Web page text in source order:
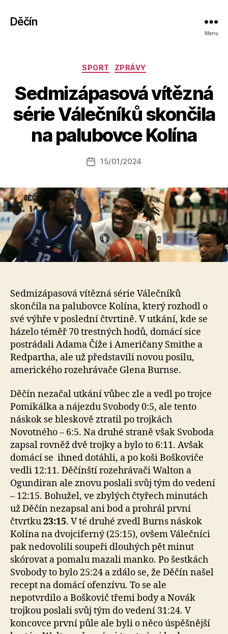
Děčín
Menu
Rubriky
SPORT ZPRÁVY
Sedmizápasová vítězná
série Válečníků skončila
na palubovce Kolína
Autor
příspěvku
A
u
o
a
s
o
Datum
15/01/2024
Sedmizápasová vítězná série Válečníků
skončila na palubovce Kolína, který rozhodl o
své výhře v poslední čtvrtině. V utkání, kde se
házelo téměř 70 trestných hodů, domácí sice
postrádali Adama Číže i Američany Smithe a
Redpartha, ale už představili novou posilu,
amerického rozehrávače Glena Burnse.
Děčín nezačal utkání vůbec zle a vedl po trojce
Pomikálka a nájezdu Svobody 0:5, ale tento
náskok se bleskově ztratil po trojkách
Novotného – 6:5. Na druhé straně však Svoboda
zapsal rovněž dvě trojky a bylo to 6:11. Avšak
domácí se ihned dotáhli, a po koši Boškoviče
vedli 12:11. Děčínští rozehrávači Walton a
Ogundiran ale znovu poslali svůj tým do vedení
– 12:15. Bohužel, ve zbylých čtyřech minutách
už Děčín nezapsal ani bod a prohrál první
čtvrtku23:15. V té druhé zvedl Burns náskok
Kolína na dvojciferný (25:15), ovšem Válečníci
pak nedovolili soupeři dlouhých pět minut
skórovat a pomalu mazali manko. Po šestkách
Svobody to bylo 25:24 a zdálo se, že Děčín našel
recept na domácí ofenzívu. To se ale
nepotvrdilo a Boškovič třemi body a Novák
trojkou poslali svůj tým do vedení 31:24. V
koncovce první půle ale byli o něco úspěšnější